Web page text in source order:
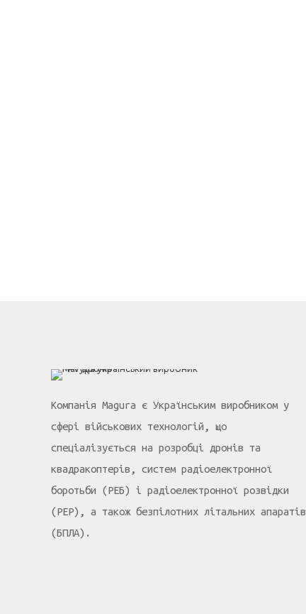
Компанія Magura є Українським виробником у
сфері військових технологій, що
спеціалізується на розробці дронів та
квадракоптерів, систем радіоелектронної
боротьби (РЕБ) і радіоелектронної розвідки
(РЕР), а також безпілотних літальних апаратів
(БПЛА).